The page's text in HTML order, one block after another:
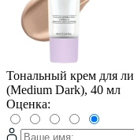
Тональный крем для
(Medium Dark), 40 мл
Оценка: